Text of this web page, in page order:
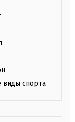
виды спорта